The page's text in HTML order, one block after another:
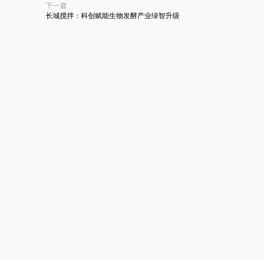
下一篇
长城搅拌：科创赋能生物发酵产业绿智升级